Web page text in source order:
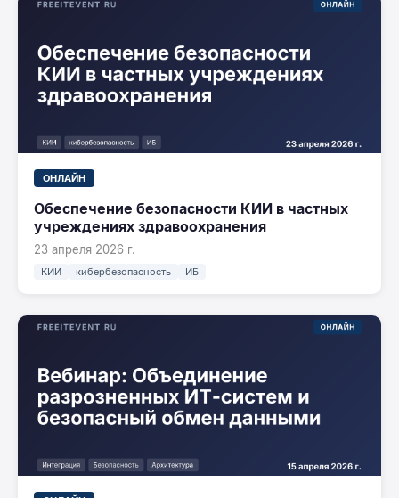
ОНЛАЙН
Обеспечение безопасности КИИ в частных
учреждениях здравоохранения
23 апреля 2026 г.
КИИ кибербезопасность ИБ